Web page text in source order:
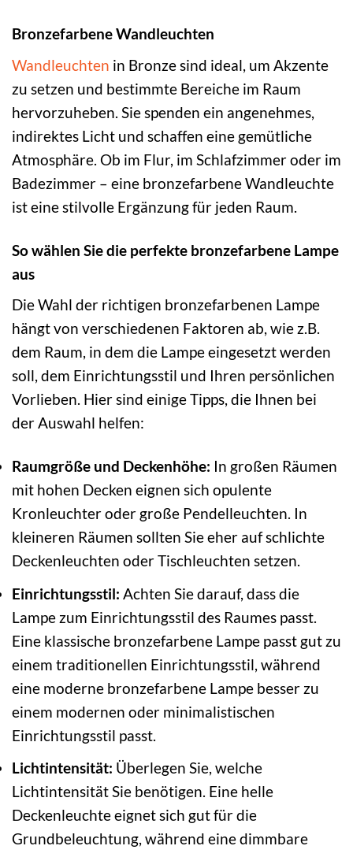
Bronzefarbene Wandleuchten
Wandleuchten in Bronze sind ideal, um Akzente
zu setzen und bestimmte Bereiche im Raum
hervorzuheben. Sie spenden ein angenehmes,
indirektes Licht und schaffen eine gemütliche
Atmosphäre. Ob im Flur, im Schlafzimmer oder im
Badezimmer – eine bronzefarbene Wandleuchte
ist eine stilvolle Ergänzung für jeden Raum.
So wählen Sie die perfekte bronzefarbene Lampe
aus
Die Wahl der richtigen bronzefarbenen Lampe
hängt von verschiedenen Faktoren ab, wie z.B.
dem Raum, in dem die Lampe eingesetzt werden
soll, dem Einrichtungsstil und Ihren persönlichen
Vorlieben. Hier sind einige Tipps, die Ihnen bei
der Auswahl helfen:
Raumgröße und Deckenhöhe: In großen Räumen
mit hohen Decken eignen sich opulente
Kronleuchter oder große Pendelleuchten. In
kleineren Räumen sollten Sie eher auf schlichte
Deckenleuchten oder Tischleuchten setzen.
Einrichtungsstil: Achten Sie darauf, dass die
Lampe zum Einrichtungsstil des Raumes passt.
Eine klassische bronzefarbene Lampe passt gut zu
einem traditionellen Einrichtungsstil, während
eine moderne bronzefarbene Lampe besser zu
einem modernen oder minimalistischen
Einrichtungsstil passt.
Lichtintensität: Überlegen Sie, welche
Lichtintensität Sie benötigen. Eine helle
Deckenleuchte eignet sich gut für die
Grundbeleuchtung, während eine dimmbare